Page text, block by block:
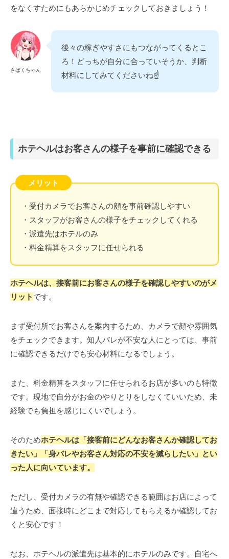
をなくすためにもあらかじめチェックしておきましょう！
さばくちゃん
後々の稼ぎやすさにもつながってくるとこ
ろ！どっちが自分に合っていそうか、判断
材料にしてみてくださいね☝️
ホテヘルはお客さんの様子を事前に確認できる
メリット
・受付カメラでお客さんの顔を事前確認しやすい
・スタッフがお客さんの様子をチェックしてくれる
・派遣先はホテルのみ
・料金精算をスタッフに任せられる
ホテヘルは、接客前にお客さんの様子を確認しやすいのがメ
リット です。
まず受付所でお客さんを案内するため、カメラで顔や雰囲気
をチェックできます。知人バレが不安な人にとっては、事前
に確認できるだけでも安心材料になるでしょう。
また、料金精算をスタッフに任せられるお店が多いのも特徴
です。現地で自分がお金のやりとりをしなくていいため、未
経験でも負担を感じにくいでしょう。
そのためホテヘルは「接客前にどんなお客さんか確認してお
きたい」「身バレやお客さん対応の不安を減らしたい」とい
った人に向いています。
ただし、受付カメラの有無や確認できる範囲はお店によって
違うため、面接時にどこまで対応してもらえるか確認してお
くと安心です！
なお、ホテヘルの派遣先は基本的にホテルのみです。自宅へ